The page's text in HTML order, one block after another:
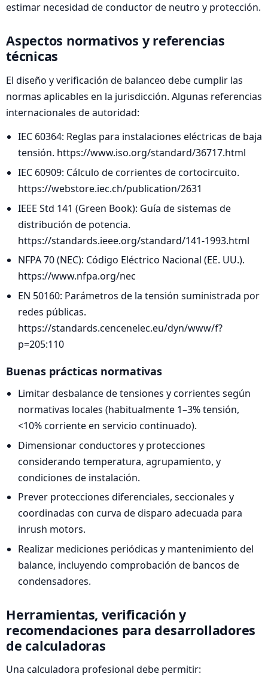
estimar necesidad de conductor de neutro y protección.
Aspectos normativos y referencias
técnicas
El diseño y verificación de balanceo debe cumplir las
normas aplicables en la jurisdicción. Algunas referencias
internacionales de autoridad:
IEC 60364: Reglas para instalaciones eléctricas de baja
tensión. https://www.iso.org/standard/36717.html
IEC 60909: Cálculo de corrientes de cortocircuito.
https://webstore.iec.ch/publication/2631
IEEE Std 141 (Green Book): Guía de sistemas de
distribución de potencia.
https://standards.ieee.org/standard/141-1993.html
NFPA 70 (NEC): Código Eléctrico Nacional (EE. UU.).
https://www.nfpa.org/nec
EN 50160: Parámetros de la tensión suministrada por
redes públicas.
https://standards.cencenelec.eu/dyn/www/f?
p=205:110
Buenas prácticas normativas
Limitar desbalance de tensiones y corrientes según
normativas locales (habitualmente 1–3% tensión,
<10% corriente en servicio continuado).
Dimensionar conductores y protecciones
considerando temperatura, agrupamiento, y
condiciones de instalación.
Prever protecciones diferenciales, seccionales y
coordinadas con curva de disparo adecuada para
inrush motors.
Realizar mediciones periódicas y mantenimiento del
balance, incluyendo comprobación de bancos de
condensadores.
Herramientas, verificación y
recomendaciones para desarrolladores
de calculadoras
Una calculadora profesional debe permitir: